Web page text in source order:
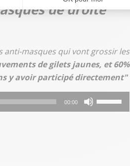
de droite"
anti-masques qui vont grossir les
de gilets jaunes, et 60%
y avoir participé directement"
00:00
les